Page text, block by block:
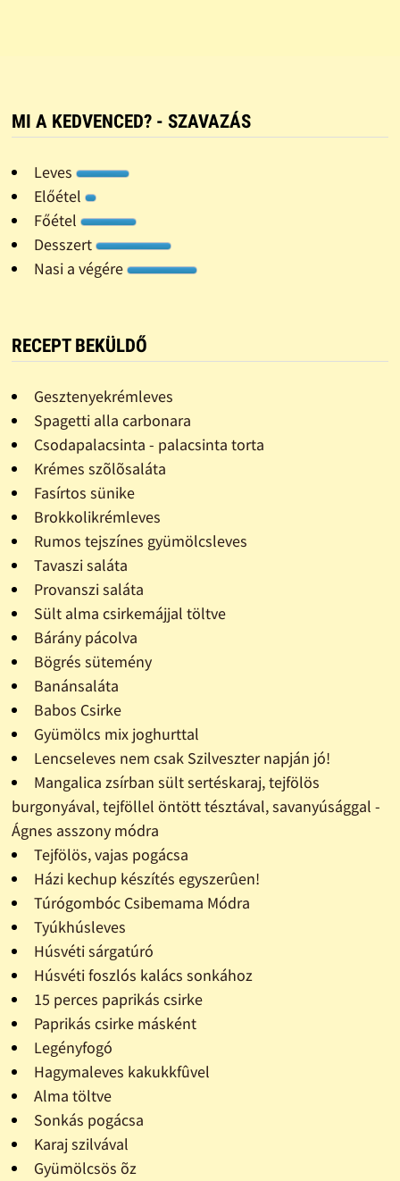
MI A KEDVENCED? - SZAVAZÁS
Leves
Előétel
Főétel
Desszert
Nasi a végére
RECEPT BEKÜLDŐ
Gesztenyekrémleves
Spagetti alla carbonara
Csodapalacsinta - palacsinta torta
Krémes szõlõsaláta
Fasírtos sünike
Brokkolikrémleves
Rumos tejszínes gyümölcsleves
Tavaszi saláta
Provanszi saláta
Sült alma csirkemájjal töltve
Bárány pácolva
Bögrés sütemény
Banánsaláta
Babos Csirke
Gyümölcs mix joghurttal
Lencseleves nem csak Szilveszter napján jó!
Mangalica zsírban sült sertéskaraj, tejfölös
burgonyával, tejföllel öntött tésztával, savanyúsággal -
Ágnes asszony módra
Tejfölös, vajas pogácsa
Házi kechup készítés egyszerûen!
Túrógombóc Csibemama Módra
Tyúkhúsleves
Húsvéti sárgatúró
Húsvéti foszlós kalács sonkához
15 perces paprikás csirke
Paprikás csirke másként
Legényfogó
Hagymaleves kakukkfûvel
Alma töltve
Sonkás pogácsa
Karaj szilvával
Gyümölcsös õz